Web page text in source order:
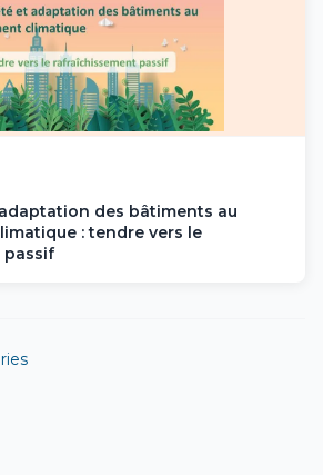
des bâtiments au
: tendre vers le
passif